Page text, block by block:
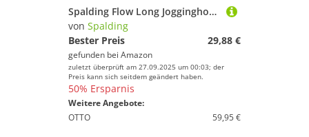
Spalding Flow Long Jogginghose Damen grau, L
von Spalding
Bester Preis
29,88 €
gefunden bei Amazon
zuletzt überprüft am 27.09.2025 um 00:03; der
Preis kann sich seitdem geändert haben.
50% Ersparnis
Weitere Angebote:
OTTO
59,95 €